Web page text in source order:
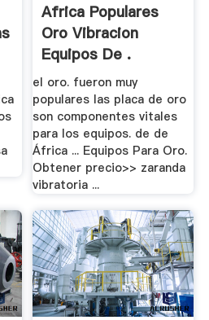
Africa Populares
Oro Vibracion
Equipos De .
el oro. fueron muy
populares las placa de oro
son componentes vitales
para los equipos. de de
África ... Equipos Para Oro.
Obtener precio>> zaranda
vibratoria ...